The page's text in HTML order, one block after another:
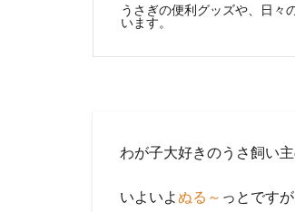
うさぎの便利グッズや、日々
います。
わが子大好きのうさ飼い
いよいよ ぬる～ っとですが